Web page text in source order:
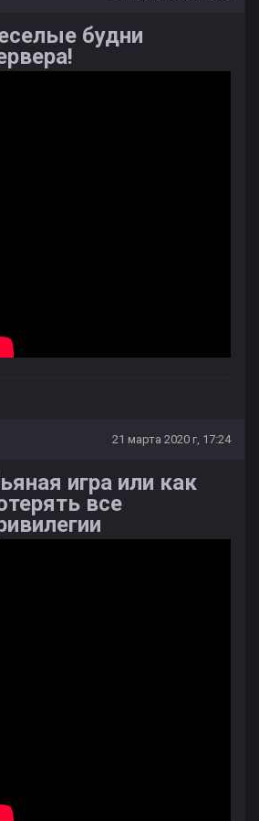
будни
21 марта 2020 г, 17:24
игра или как
все